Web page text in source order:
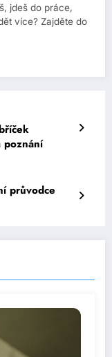
jdeš do práce,
více? Zajděte do
poznání
průvodce